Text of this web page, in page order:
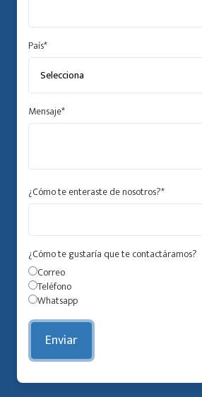
País*
Mensaje*
¿Cómo te enteraste de nosotros?*
¿Cómo te gustaría que te contactáramos?
Correo
Teléfono
Whatsapp